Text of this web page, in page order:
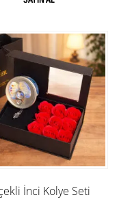
İnci Kolye Seti